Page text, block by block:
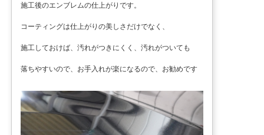
施工後のエンブレムの仕上がりです。
コーティングは仕上がりの美しさだけでなく、
施工しておけば、汚れがつきにくく、汚れがついても
落ちやすいので、お手入れが楽になるので、お勧めです